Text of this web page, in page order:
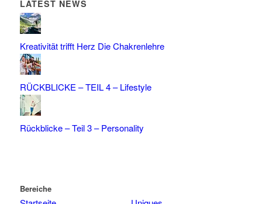
LATEST NEWS
Kreativität trifft Herz Die Chakrenlehre
RÜCKBLICKE – TEIL 4 – Lifestyle
Rückblicke – Teil 3 – Personality
Bereiche